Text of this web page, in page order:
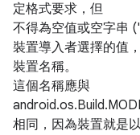
定格式要求，但
不得為空值或空字串
裝置導入者選擇的值
裝置名稱。
這個名稱應與
相同，因為裝置就是